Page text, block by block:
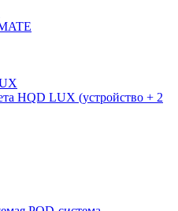
HQD LUX (устройство + 2